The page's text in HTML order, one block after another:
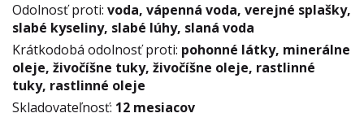
Odolnosť proti: voda, vápenná voda, verejné splašky,
slabé kyseliny, slabé lúhy, slaná voda
Krátkodobá odolnosť proti: pohonné látky, minerálne
oleje, živočíšne tuky, živočíšne oleje, rastlinné
tuky, rastlinné oleje
Skladovateľnosť: 12 mesiacov